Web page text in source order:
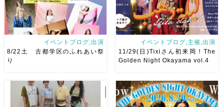
8/22土 古都学区のふれあい祭
りにて踊らせていただきます♡
イベントブログ,出演
8/22土 古都学区のふれあい祭
り
2026/11/29(日)Tixiさん初来
岡！The Golden Night
イベントブログ,主催,出演
11/29(日)Tixiさん初来岡！The
Golden Night Okayama vol.4